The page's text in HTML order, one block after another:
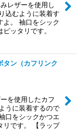
レザーを使用し
込むように装着す
よ。 袖口をシック
ッタリです。
タン（カフリンク
を使用したカフ
うに装着するので
口をシックかつエ
リです。 【ラップ